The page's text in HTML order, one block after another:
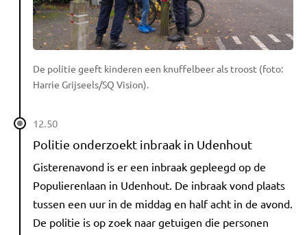
De politie geeft kinderen een knuffelbeer als troost (foto:
Harrie Grijseels/SQ Vision).
12.50
Politie onderzoekt inbraak in Udenhout
Gisterenavond is er een inbraak gepleegd op de
Populierenlaan in Udenhout. De inbraak vond plaats
tussen een uur in de middag en half acht in de avond.
De politie is op zoek naar getuigen die personen